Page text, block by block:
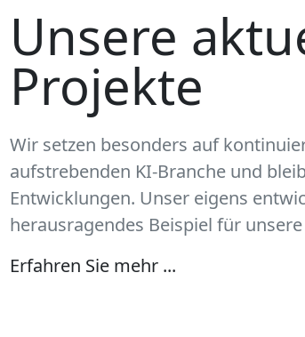
Unsere
Projekte
Wir setzen besonders auf
aufstrebenden KI-Branche und
Entwicklungen. Unser eigens
herausragendes Beispiel für
Erfahren Sie mehr ...